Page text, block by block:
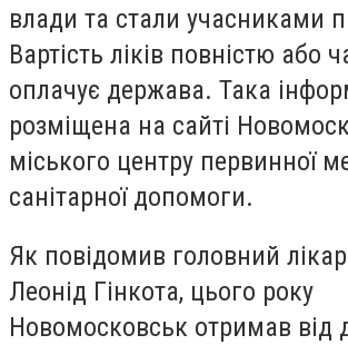
влади та стали учасниками
Вартість ліків повністю або
оплачує держава. Така
розміщена на сайті
міського центру первинної
санітарної допомоги.
Як повідомив головний
Леонід Гінкота, цього року
Новомосковськ отримав від